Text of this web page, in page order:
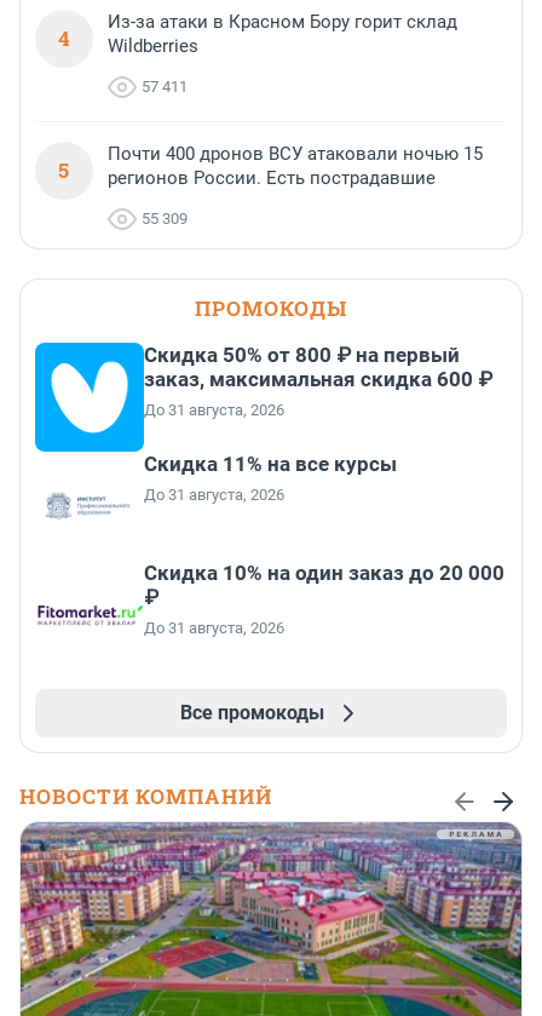
4
Из-за атаки в Красном Бору горит склад
Wildberries
57 411
5
Почти 400 дронов ВСУ атаковали ночью 15
регионов России. Есть пострадавшие
55 309
ПРОМОКОДЫ
Скидка 50% от 800 ₽ на первый
заказ, максимальная скидка 600 ₽
До 31 августа, 2026
Скидка 11% на все курсы
До 31 августа, 2026
Скидка 10% на один заказ до 20 000
₽
До 31 августа, 2026
Все промокоды
НОВОСТИ КОМПАНИЙ